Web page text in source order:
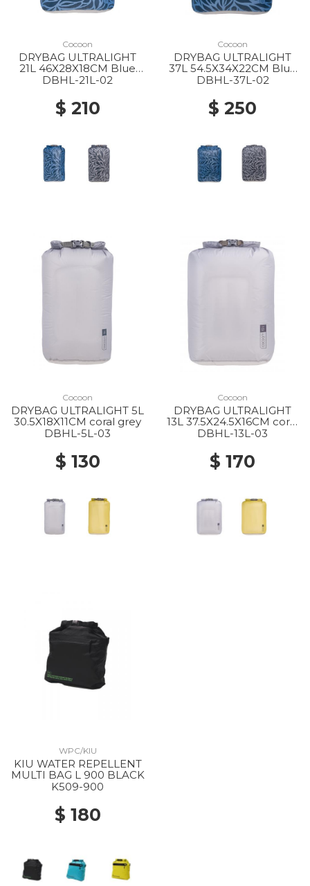
Cocoon
DRYBAG ULTRALIGHT
21L 46X28X18CM Blue
leaves
DBHL-21L-02
$ 210
Cocoon
DRYBAG ULTRALIGHT
37L 54.5X34X22CM Blue
leaves
DBHL-37L-02
$ 250
Cocoon
DRYBAG ULTRALIGHT 5L
30.5X18X11CM coral grey
DBHL-5L-03
$ 130
Cocoon
DRYBAG ULTRALIGHT
13L 37.5X24.5X16CM coral
grey
DBHL-13L-03
$ 170
WPC/KIU
KIU WATER REPELLENT
MULTI BAG L 900 BLACK
K509-900
$ 180